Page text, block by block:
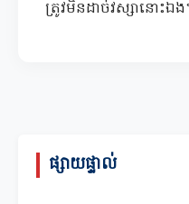
ត្រូវមិនដាច់វស្សានោះឯ
ផ្សាយផ្ទាល់